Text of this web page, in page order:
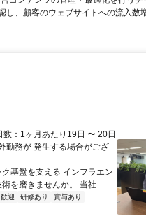
し、顧客のウェブサイトへの流入数
：1ヶ月あたり19日 〜 20日
勤務が 発生する場合がござ
基盤を支える インフラエン
を磨きませんか。 当社...
迎 研修あり
賞与あり